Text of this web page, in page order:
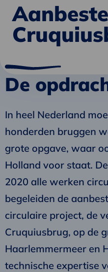
De
In heel Nederland
honderden bruggen
grote opgave, waar
Holland voor staat.
2020 alle werken
begeleiden de
circulaire project, de
Cruquiusbrug, op de
Haarlemmermeer en
technische expertise